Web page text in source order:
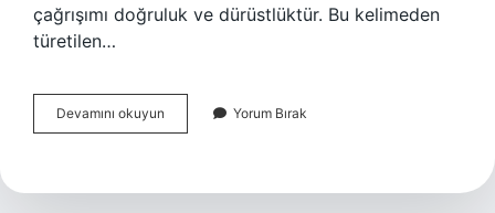
çağrışımı doğruluk ve dürüstlüktür. Bu kelimeden
türetilen…
Devamını okuyun
Ne
Yorum Bırak